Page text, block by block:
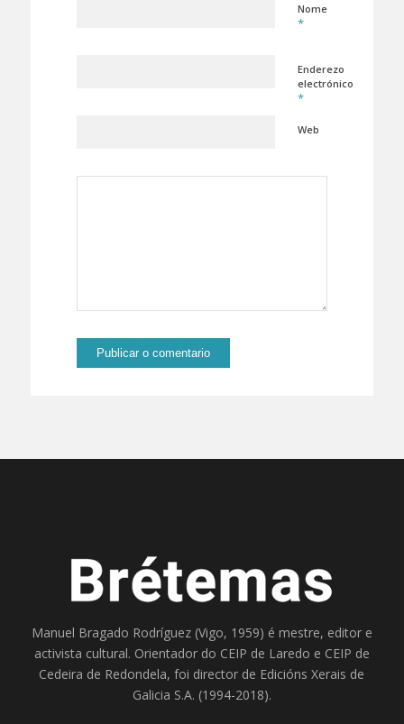
Nome
*
Enderezo
electrónico
*
Web
Manuel Bragado Rodríguez (Vigo, 1959) é mestre, editor e
activista cultural. Orientador do CEIP de Laredo e CEIP de
Cedeira de Redondela, foi director de Edicións Xerais de
Galicia S.A. (1994-2018).